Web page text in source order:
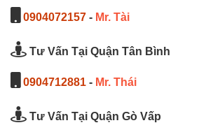
0904072157 - Mr. Tài
Tư Vấn Tại Quận Tân Bình
0904712881 - Mr. Thái
Tư Vấn Tại Quận Gò Vấp